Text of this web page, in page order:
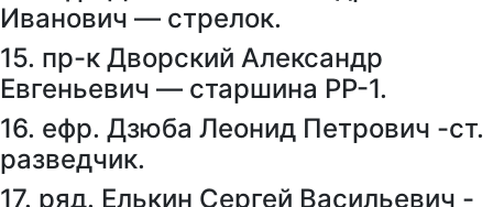
Иванович — стрелок.
15. пр-к Дворский Александр
Евгеньевич — старшина РР-1.
16. ефр. Дзюба Леонид Петрович -ст.
разведчик.
17. ряд. Елькин Сергей Васильевич -